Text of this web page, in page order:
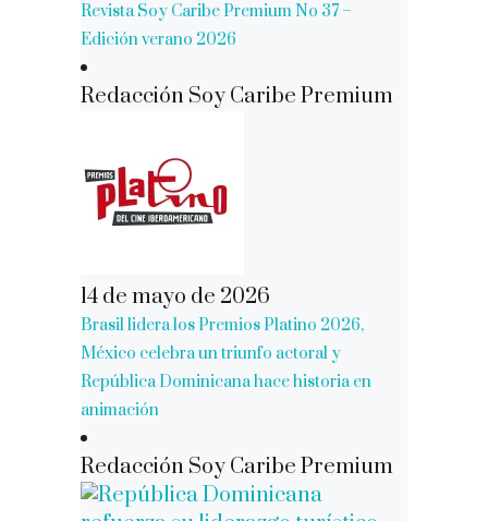
Revista Soy Caribe Premium No 37 –
Edición verano 2026
Redacción Soy Caribe Premium
14 de mayo de 2026
Brasil lidera los Premios Platino 2026,
México celebra un triunfo actoral y
República Dominicana hace historia en
animación
Redacción Soy Caribe Premium